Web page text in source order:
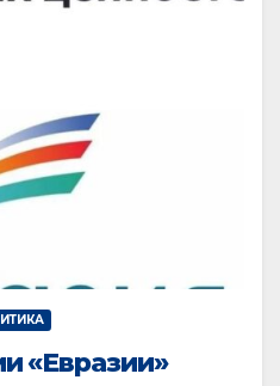
«Евразии»